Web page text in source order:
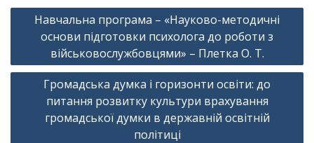
Навігація
записів
Навчальна програма – «Науково-методичні
основи підготовки психолога до роботи з
військовослужбовцями» – Плетка О. Т.
Громадська думка і горизонти освіти: до
питання розвитку культури врахування
громадської думки в державній освітній
політиці